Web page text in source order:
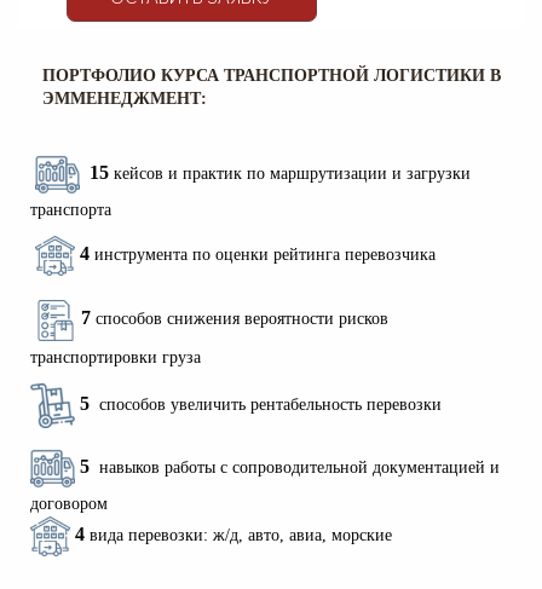
ПОРТФОЛИО КУРСА ТРАНСПОРТНОЙ ЛОГИСТИКИ В
ЭММЕНЕДЖМЕНТ:
15 кейсов и практик по маршрутизации и загрузки
транспорта
4 инструмента по оценки рейтинга перевозчика
7 способов снижения вероятности рисков
транспортировки груза
5 способов увеличить рентабельность перевозки
5 навыков работы с сопроводительной документацией и
договором
4 вида перевозки: ж/д, авто, авиа, морские